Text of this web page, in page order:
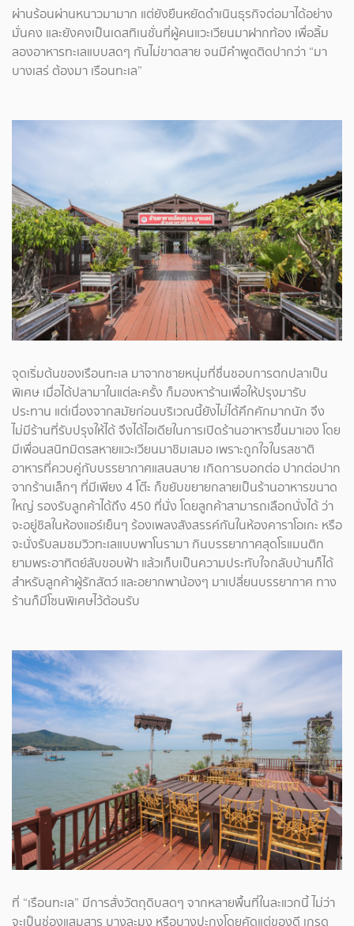
ผ่านร้อนผ่านหนาวมามาก แต่ยังยืนหยัดดำเนินธุรกิจต่อมาได้อย่าง
มั่นคง และยังคงเป็นเดสทิเนชั่นที่ผู้คนแวะเวียนมาฝากท้อง เพื่อลิ้ม
ลองอาหารทะเลแบบสดๆ กันไม่ขาดสาย จนมีคำพูดติดปากว่า “มา
บางเสร่ ต้องมา เรือนทะเล”
จุดเริ่มต้นของเรือนทะเล มาจากชายหนุ่มที่ชื่นชอบการตกปลาเป็น
พิเศษ​ เมื่อได้ปลามาในแต่ละครั้ง ก็มองหาร้านเพื่อให้ปรุงมารับ
ประทาน แต่เนื่องจากสมัยก่อนบริเวณนี้ยังไม่ได้คึกคักมากนัก จึง
ไม่มีร้านที่รับปรุงให้ได้ จึงได้ไอเดียในการเปิดร้านอาหารขึ้นมาเอง โดย
มีเพื่อนสนิทมิตรสหายแวะเวียนมาชิมเสมอ เพราะถูกใจในรสชาติ
อาหารที่ควบคู่กับบรรยากาศแสนสบาย เกิดการบอกต่อ ปากต่อปาก
จากร้านเล็กๆ ที่มีเพียง 4 โต๊ะ ก็ขยับขยายกลายเป็นร้านอาหารขนาด
ใหญ่ รองรับลูกค้าได้ถึง 450 ที่นั่ง โดยลูกค้าสามารถเลือกนั่งได้ ว่า
จะอยู่ชิลในห้องแอร์เย็นๆ ร้องเพลงสังสรรค์กันในห้องคาราโอเกะ หรือ
จะนั่งรับลมชมวิวทะเลแบบพาโนรามา กินบรรยากาศสุดโรแมนติก
ยามพระอาทิตย์ลับขอบฟ้า แล้วเก็บเป็นความประทับใจกลับบ้านก็ได้
สำหรับลูกค้าผู้รักสัตว์ และอยากพาน้องๆ มาเปลี่ยนบรรยากาศ ทาง
ร้านก็มีโซนพิเศษไว้ต้อนรับ
ที่ “เรือนทะเล” มีการสั่งวัตถุดิบสดๆ จากหลายพื้นที่ในละแวกนี้ ไม่ว่า
จะเป็นช่องแสมสาร บางละมุง หรือบางปะกงโดยคัดแต่ของดี เกรด